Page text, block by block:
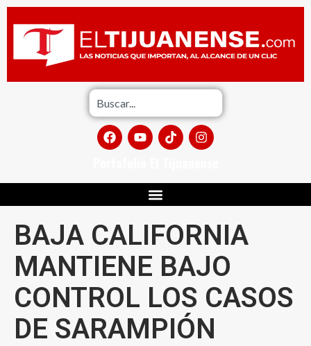
BAJA CALIFORNIA
MANTIENE BAJO
CONTROL LOS CASOS
DE SARAMPIÓN